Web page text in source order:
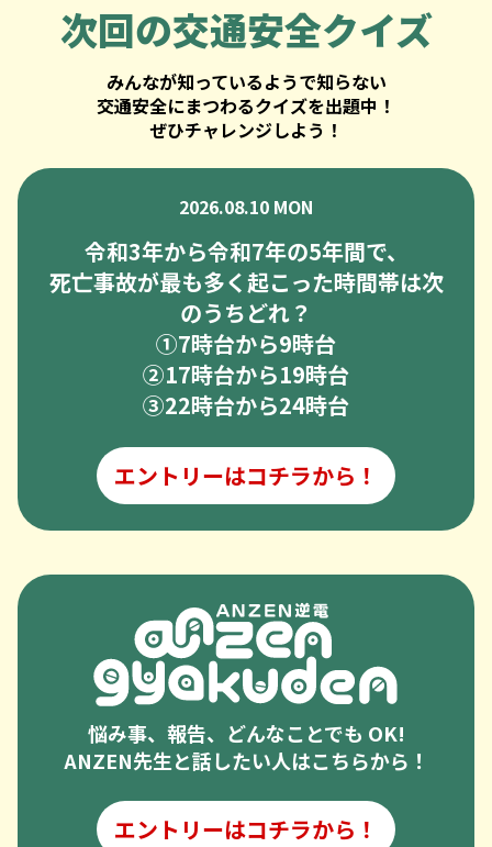
次回の交通安全クイズ
みんなが知っているようで知らない
交通安全にまつわるクイズを出題中！
ぜひチャレンジしよう！
2026.08.10 MON
令和3年から令和7年の5年間で、
死亡事故が最も多く起こった時間帯は次
のうちどれ？
➀7時台から9時台
②17時台から19時台
③22時台から24時台
エントリーはコチラから！
悩み事、報告、どんなことでも OK!
ANZEN先生と話したい人はこちらから！
エントリーはコチラから！